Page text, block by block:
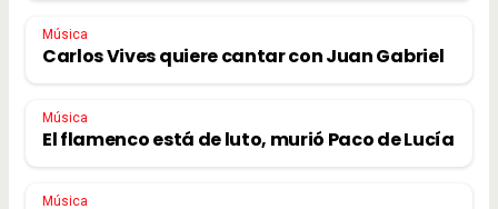
Música
Carlos Vives quiere cantar con Juan Gabriel
Música
El flamenco está de luto, murió Paco de Lucía
Música